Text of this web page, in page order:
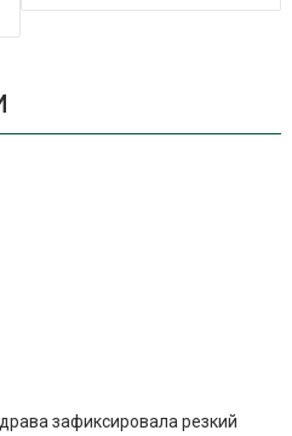
зафиксировала резкий